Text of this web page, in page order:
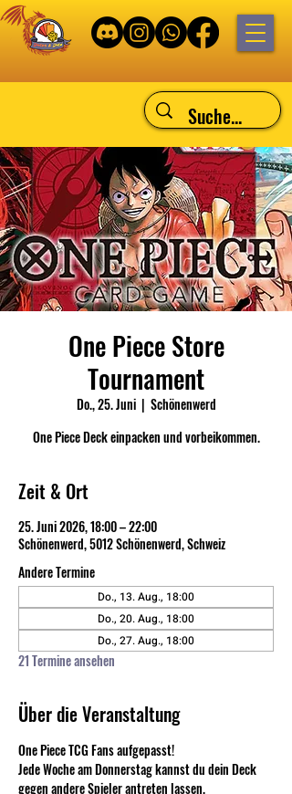
One Piece Store
Tournament
Do., 25. Juni
  |
Schönenwerd
One Piece Deck einpacken und vorbeikommen.
Zeit & Ort
25. Juni 2026, 18:00 – 22:00
Schönenwerd, 5012 Schönenwerd, Schweiz
Andere Termine
Do., 13. Aug., 18:00
Do., 20. Aug., 18:00
Do., 27. Aug., 18:00
21 Termine ansehen
Über die Veranstaltung
One Piece TCG Fans aufgepasst!
Jede Woche am Donnerstag kannst du dein Deck
gegen andere Spieler antreten lassen.